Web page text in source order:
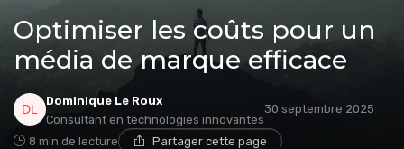
Optimiser les coûts pour un
média de marque efficace
Dominique Le Roux
Consultant en technologies innovantes
30 septembre 2025
8 min de lecture Partager cette page